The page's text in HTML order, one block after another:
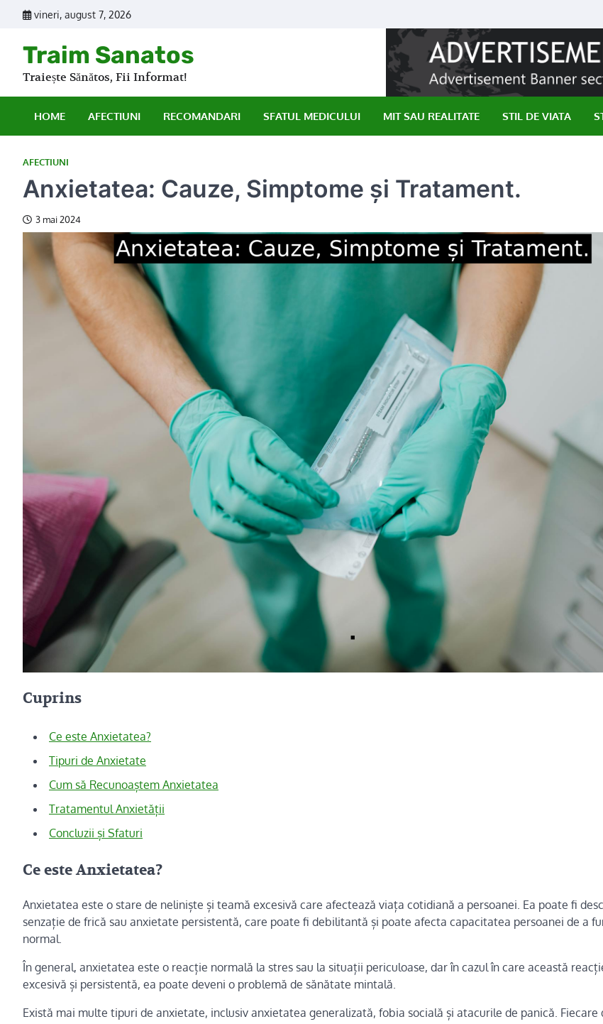
vineri, august 7, 2026
Traim Sanatos
Traiește Sănătos, Fii Informat!
HOME AFECTIUNI RECOMANDARI SFATUL MEDICULUI MIT SAU REALITATE STIL DE VIATA
AFECTIUNI
Anxietatea: Cauze, Simptome și Tratament.
3 mai 2024
Cuprins
Ce este Anxietatea?
Tipuri de Anxietate
Cum să Recunoaștem Anxietatea
Tratamentul Anxietății
Concluzii și Sfaturi
Ce este Anxietatea?
Anxietatea este o stare de neliniște și teamă excesivă care afectează viața cotidiană a persoanei. Ea poate fi
senzație de frică sau anxietate persistentă, care poate fi debilitantă și poate afecta capacitatea persoanei de a
normal.
În general, anxietatea este o reacție normală la stres sau la situații periculoase, dar în cazul în care această
excesivă și persistentă, ea poate deveni o problemă de sănătate mintală.
Există mai multe tipuri de anxietate, inclusiv anxietatea generalizată, fobia socială și atacurile de panică. Fiecare